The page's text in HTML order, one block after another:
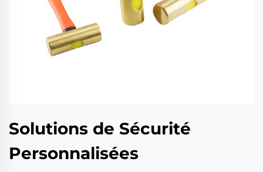
Solutions de Sécurité
Personnalisées